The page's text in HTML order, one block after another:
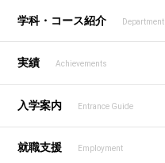
学科・コース紹介 Department
実績 Achievements
入学案内 Entrance Guide
就職支援 Employment